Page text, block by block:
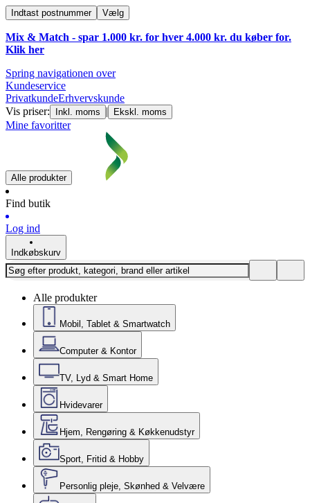
Indtast postnummer Vælg
Mix & Match - spar 1.000 kr. for hver 4.000 kr. du køber for.
Klik her
Spring navigationen over
Kundeservice
PrivatkundeErhvervskunde
Vis priser:
Inkl. moms | Ekskl. moms
Mine favoritter
Alle produkter
Find butik
Log ind
Indkøbskurv
Alle produkter
Mobil, Tablet & Smartwatch
Computer & Kontor
TV, Lyd & Smart Home
Hvidevarer
Hjem, Rengøring & Køkkenudstyr
Sport, Fritid & Hobby
Personlig pleje, Skønhed & Velvære